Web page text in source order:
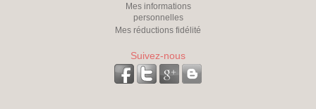
Mes informations
personnelles
Mes réductions fidélité
Suivez-nous